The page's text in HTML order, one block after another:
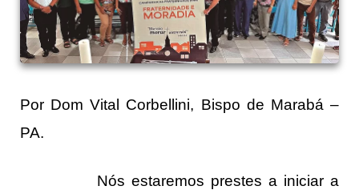
Por Dom Vital Corbellini, Bispo de Marabá –
PA.
Nós estaremos prestes a iniciar a